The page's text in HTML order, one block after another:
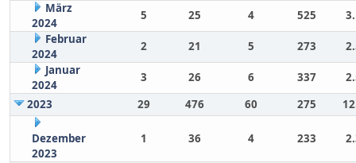
März
2024
5 25 4 525
Februar
2024
2 21 5 273
Januar
2024
3 26 6 337
2023
29 476 60 275
Dezember
2023
1 36 4 233